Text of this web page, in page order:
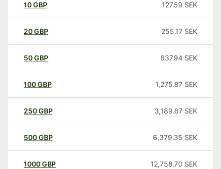
10GBP 127.59 SEK
20GBP 255.17 SEK
50GBP 637.94 SEK
100GBP 1,275.87 SEK
250GBP 3,189.67 SEK
500GBP 6,379.35 SEK
1000GBP 12,758.70 SEK